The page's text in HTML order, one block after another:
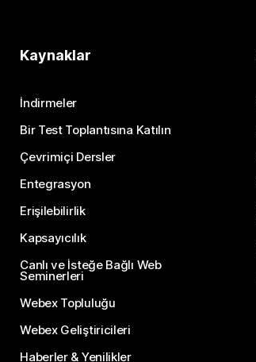
Kaynaklar
İndirmeler
Bir Test Toplantısına Katılın
Çevrimiçi Dersler
Entegrasyon
Erişilebilirlik
Kapsayıcılık
Canlı ve İsteğe Bağlı Web
Seminerleri
Webex Topluluğu
Webex Geliştiricileri
Haberler & Yenilikler